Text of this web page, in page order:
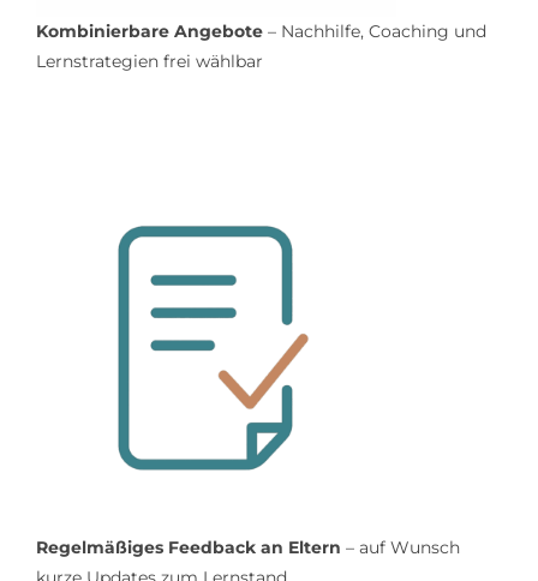
Kombinierbare Angebote– Nachhilfe, Coaching und
Lernstrategien frei wählbar
Regelmäßiges Feedback an Eltern – auf Wunsch